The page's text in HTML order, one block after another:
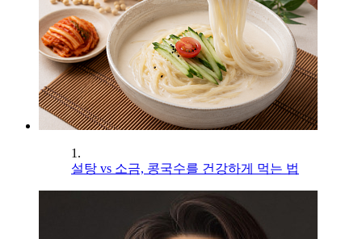
1.
설탕 vs 소금, 콩국수를 건강하게 먹는 법